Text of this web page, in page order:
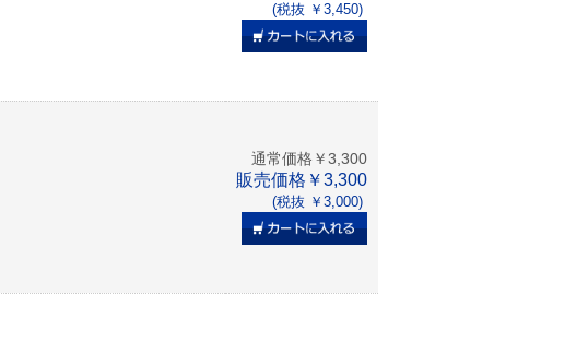
(税抜 ￥3,450)
通常価格￥3,300
販売価格￥3,300
(税抜 ￥3,000)